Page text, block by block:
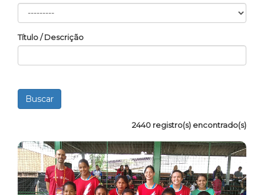
Título / Descrição
2440 registro(s) encontrado(s)